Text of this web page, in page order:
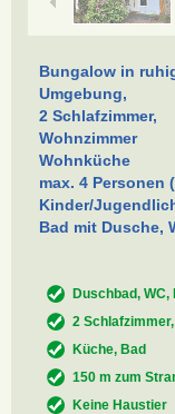
Bungalow in
Umgebung,
2 Schlafzimmer,
Wohnzimmer
Wohnküche
max. 4 Personen
Kinder/
Bad mit Dusche,
Duschbad,
2
Küche, Bad
150 m zum
Keine Haustier